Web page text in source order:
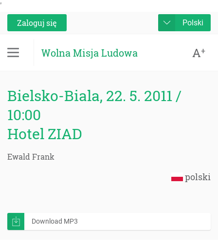
'
Zaloguj się
Polski
Wolna Misja Ludowa A+
Bielsko-Biala, 22. 5. 2011 /
10:00
Hotel ZIAD
Ewald Frank
polski
Download MP3